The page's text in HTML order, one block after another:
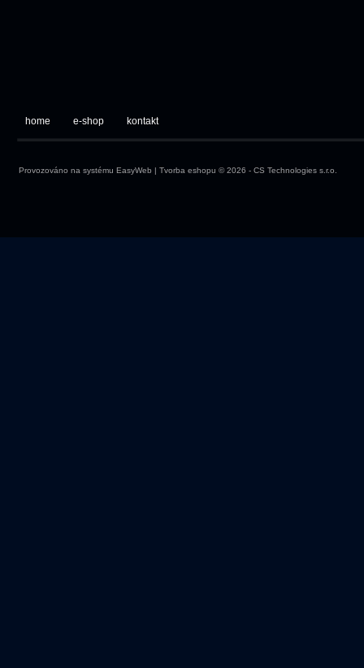
home e-shop kontakt
Provozováno na systému EasyWeb | Tvorba eshopu © 2026 - CS Technologies s.r.o.